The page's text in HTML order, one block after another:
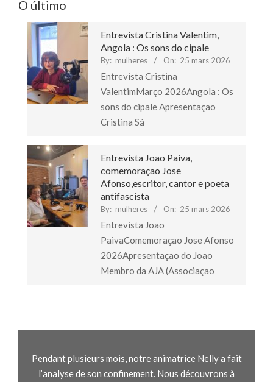
O último
Entrevista Cristina Valentim,
Angola : Os sons do cipale
By: mulheres On: 25 mars 2026
Entrevista Cristina
ValentimMarço 2026Angola : Os
sons do cipale Apresentaçao
Cristina Sá
Entrevista Joao Paiva,
comemoraçao Jose
Afonso,escritor, cantor e poeta
antifascista
By: mulheres On: 25 mars 2026
Entrevista Joao
PaivaComemoraçao Jose Afonso
2026Apresentaçao do Joao
Membro da AJA (Associaçao
Pendant plusieurs mois, notre animatrice Nelly a fait
l’analyse de son confinement. Nous découvrons à